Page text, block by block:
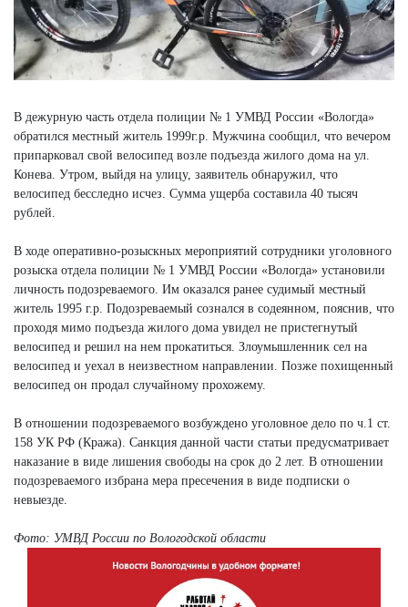
В дежурную часть отдела полиции № 1 УМВД России «Вологда»
обратился местный житель 1999г.р. Мужчина сообщил, что вечером
припарковал свой велосипед возле подъезда жилого дома на ул.
Конева. Утром, выйдя на улицу, заявитель обнаружил, что
велосипед бесследно исчез. Сумма ущерба составила 40 тысяч
рублей.
В ходе оперативно-розыскных мероприятий сотрудники уголовного
розыска отдела полиции № 1 УМВД России «Вологда» установили
личность подозреваемого. Им оказался ранее судимый местный
житель 1995 г.р. Подозреваемый сознался в содеянном, пояснив, что
проходя мимо подъезда жилого дома увидел не пристегнутый
велосипед и решил на нем прокатиться. Злоумышленник сел на
велосипед и уехал в неизвестном направлении. Позже похищенный
велосипед он продал случайному прохожему.
В отношении подозреваемого возбуждено уголовное дело по ч.1 ст.
158 УК РФ (Кража). Санкция данной части статьи предусматривает
наказание в виде лишения свободы на срок до 2 лет. В отношении
подозреваемого избрана мера пресечения в виде подписки о
невыезде.
Фото: УМВД России по Вологодской области